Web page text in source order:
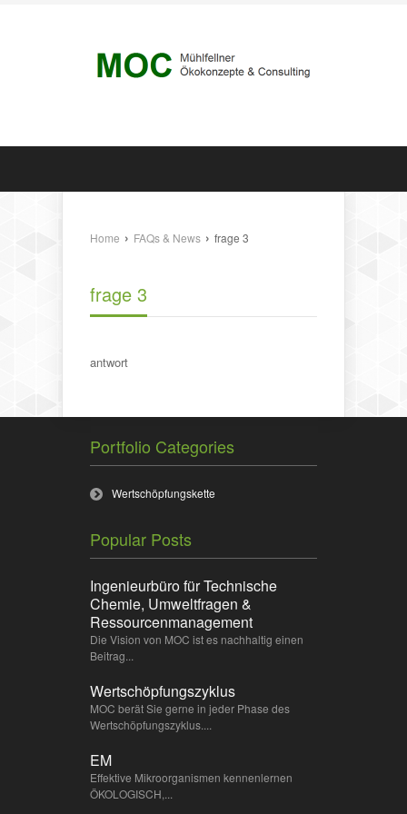
Home › FAQs & News › frage 3
frage 3
antwort
Portfolio Categories
Wertschöpfungskette
Popular Posts
Ingenieurbüro für Technische
Chemie, Umweltfragen &
Ressourcenmanagement
Die Vision von MOC ist es nachhaltig einen
Beitrag...
Wertschöpfungszyklus
MOC berät Sie gerne in jeder Phase des
Wertschöpfungszyklus....
EM
Effektive Mikroorganismen kennenlernen
ÖKOLOGISCH,...